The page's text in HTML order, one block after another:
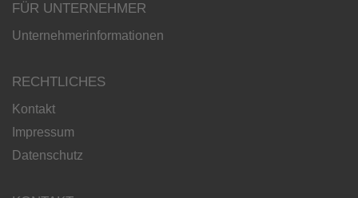
FÜR UNTERNEHMER
Unternehmerinformationen
RECHTLICHES
Kontakt
Impressum
Datenschutz